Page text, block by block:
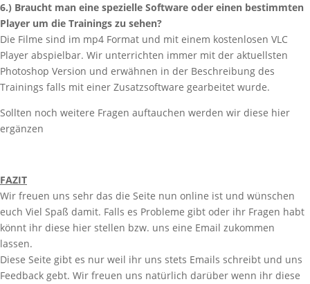
6.) Braucht man eine spezielle Software oder einen bestimmten
Player um die Trainings zu sehen?
Die Filme sind im mp4 Format und mit einem kostenlosen VLC
Player abspielbar. Wir unterrichten immer mit der aktuellsten
Photoshop Version und erwähnen in der Beschreibung des
Trainings falls mit einer Zusatzsoftware gearbeitet wurde.
Sollten noch weitere Fragen auftauchen werden wir diese hier
ergänzen
FAZIT
Wir freuen uns sehr das die Seite nun online ist und wünschen
euch Viel Spaß damit. Falls es Probleme gibt oder ihr Fragen habt
könnt ihr diese hier stellen bzw. uns eine Email zukommen
lassen.
Diese Seite gibt es nur weil ihr uns stets Emails schreibt und uns
Feedback gebt. Wir freuen uns natürlich darüber wenn ihr diese